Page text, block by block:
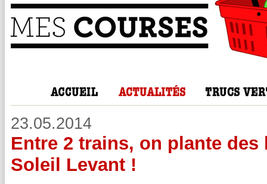
23.05.2014
Entre 2 trains, on plante des
Soleil Levant !